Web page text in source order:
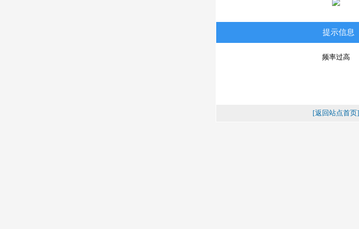
提示信息
频率过高
[返回站点首页]